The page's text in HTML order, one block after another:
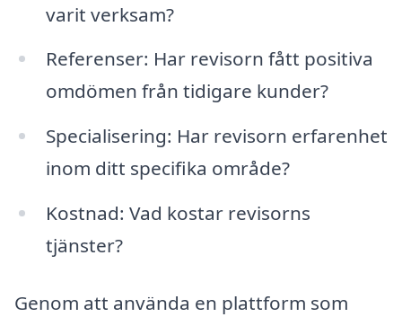
varit verksam?
Referenser: Har revisorn fått positiva
omdömen från tidigare kunder?
Specialisering: Har revisorn erfarenhet
inom ditt specifika område?
Kostnad: Vad kostar revisorns
tjänster?
Genom att använda en plattform som